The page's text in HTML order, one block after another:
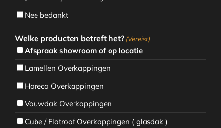
Nee bedankt
Welke producten betreft het? (Vereist)
Afspraak showroom of op locatie
Lamellen Overkappingen
Horeca Overkappingen
Vouwdak Overkappingen
Cube / Flatroof Overkappingen ( glasdak )